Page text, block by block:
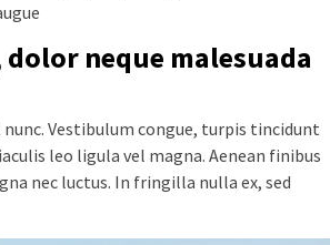
neque malesuada
Vestibulum congue, turpis tincidunt
leo ligula vel magna. Aenean finibus
nec luctus. In fringilla nulla ex, sed